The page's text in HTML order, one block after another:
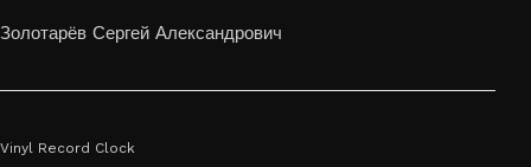
Золотарёв Сергей Александрович
Vinyl Record Clock